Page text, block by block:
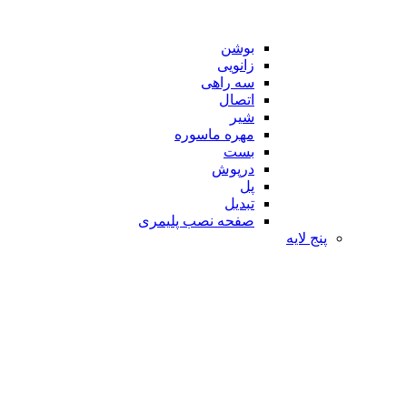
بوشن
زانویی
سه راهی
اتصال
شیر
مهره ماسوره
بست
درپوش
پل
تبدیل
صفحه نصب پلیمری
پنج لایه